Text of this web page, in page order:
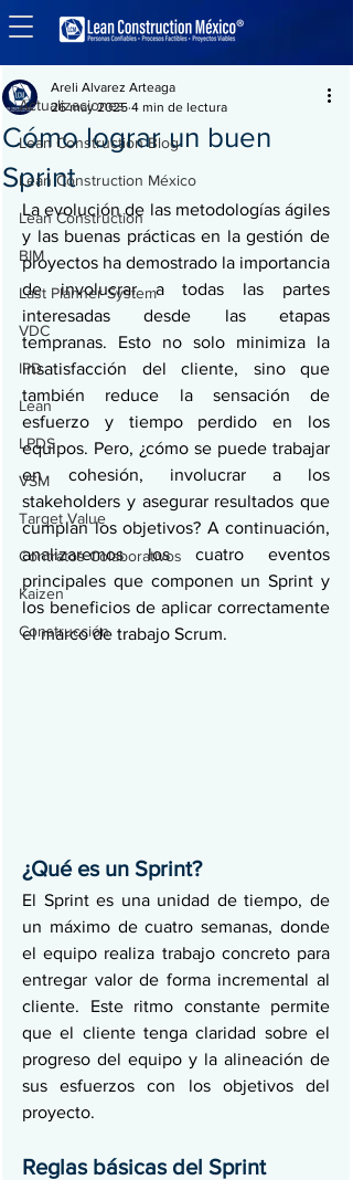
Entrada
Actualizaciones
Lean Construction Blog
Lean Construction México
Lean Construction
BIM
Last Planner System
VDC
IPD
Lean
LPDS
VSM
Target Value
Contratos Colaborativos
Kaizen
Construcción
Cómo lograr un buen
Sprint
Areli Alvarez Arteaga
26 may 2025 4 min de lectura
La evolución de las metodologías ágiles
y las buenas prácticas en la gestión de
proyectos ha demostrado la importancia
de involucrar a todas las partes
interesadas desde las etapas
tempranas. Esto no solo minimiza la
insatisfacción del cliente, sino que
también reduce la sensación de
esfuerzo y tiempo perdido en los
equipos. Pero, ¿cómo se puede trabajar
en cohesión, involucrar a los
stakeholders y asegurar resultados que
cumplan los objetivos? A continuación,
analizaremos los cuatro eventos
principales que componen un Sprint y
los beneficios de aplicar correctamente
el marco de trabajo Scrum.
¿Qué es un Sprint?
El Sprint es una unidad de tiempo, de
un máximo de cuatro semanas, donde
el equipo realiza trabajo concreto para
entregar valor de forma incremental al
cliente. Este ritmo constante permite
que el cliente tenga claridad sobre el
progreso del equipo y la alineación de
sus esfuerzos con los objetivos del
proyecto.
Reglas básicas del Sprint